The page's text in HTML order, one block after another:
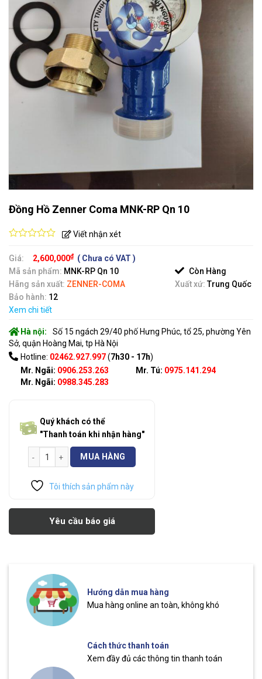
Đồng Hồ Zenner Coma MNK-RP Qn 10
out
of
5
Viết nhận xét
Giá: 2,600,000₫ ( Chưa có VAT )
Mã sản phẩm: MNK-RP Qn 10
Còn Hàng
Hãng sản xuất: ZENNER-COMA Xuất xứ:Trung Quốc
Bảo hành: 12
Xem chi tiết
Hà nội:
Số 15 ngách 29/40 phố Hưng Phúc, tổ 25, phường Yên
Sở, quận Hoàng Mai, tp Hà Nội
Hotline: 02462.927.997(7h30 - 17h)
Mr. Ngãi: 0906.253.263
Mr. Ngãi: 0988.345.283
Mr. Tú: 0975.141.294
Quý khách có thể
"Thanh toán khi nhận hàng"
Đồng Hồ Zenner Coma MNK-RP Qn 10 số lượng
MUA HÀNG
Tôi thích sản phẩm này
Yêu cầu báo giá
Hướng dẫn mua hàng
Mua hàng online an toàn, không khó
Cách thức thanh toán
Xem đầy đủ các thông tin thanh toán